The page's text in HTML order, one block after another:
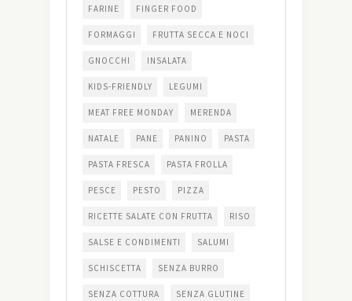
FARINE FINGER FOOD
FORMAGGI FRUTTA SECCA E NOCI
GNOCCHI INSALATA
KIDS-FRIENDLY LEGUMI
MEAT FREE MONDAY MERENDA
NATALE PANE PANINO PASTA
PASTA FRESCA PASTA FROLLA
PESCE PESTO PIZZA
RICETTE SALATE CON FRUTTA RISO
SALSE E CONDIMENTI SALUMI
SCHISCETTA SENZA BURRO
SENZA COTTURA SENZA GLUTINE